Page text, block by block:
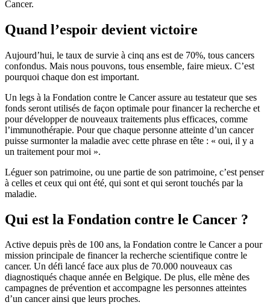
Cancer.
Quand l’espoir devient victoire
Aujourd’hui, le taux de survie à cinq ans est de 70%, tous cancers
confondus. Mais nous pouvons, tous ensemble, faire mieux. C’est
pourquoi chaque don est important.
Un legs à la Fondation contre le Cancer assure au testateur que ses
fonds seront utilisés de façon optimale pour financer la recherche et
pour développer de nouveaux traitements plus efficaces, comme
l’immunothérapie. Pour que chaque personne atteinte d’un cancer
puisse surmonter la maladie avec cette phrase en tête : « oui, il y a
un traitement pour moi ».
Léguer son patrimoine, ou une partie de son patrimoine, c’est penser
à celles et ceux qui ont été, qui sont et qui seront touchés par la
maladie.
Qui est la Fondation contre le Cancer ?
Active depuis près de 100 ans, la Fondation contre le Cancer a pour
mission principale de financer la recherche scientifique contre le
cancer. Un défi lancé face aux plus de 70.000 nouveaux cas
diagnostiqués chaque année en Belgique. De plus, elle mène des
campagnes de prévention et accompagne les personnes atteintes
d’un cancer ainsi que leurs proches.